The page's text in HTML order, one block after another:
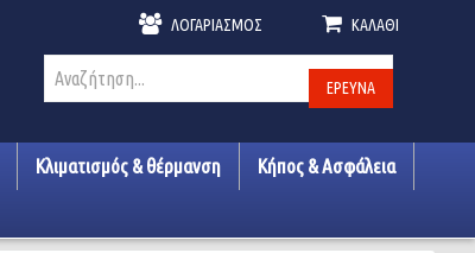
ΛΟΓΑΡΙΑΣΜΌΣ ΚΑΛΆΘΙ
ΈΡΕΥΝΑ
Κλιματισμός & θέρμανση Κήπος & Ασφάλεια